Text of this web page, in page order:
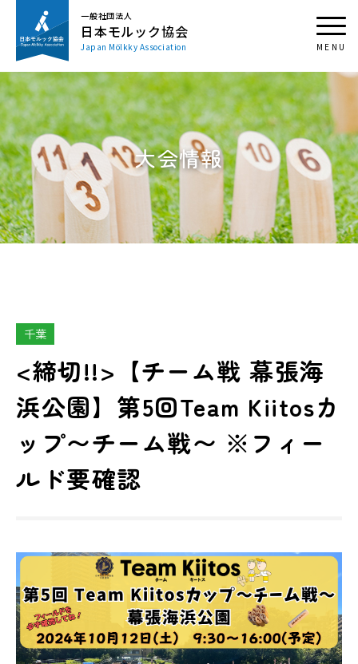
一般社団法人
日本モルック協会
Japan Mölkky Association
大会情報
千葉
<締切!!>【チーム戦 幕張海
浜公園】第5回Team Kiitosカ
ップ〜チーム戦〜 ※フィー
ルド要確認